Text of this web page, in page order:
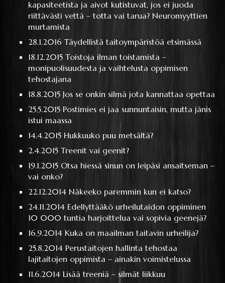
kapasiteetista ja aivot kutistuvat, jos ei juoda
riittävästi vettä – totta vai tarua? Neuromyyttien
murtamista
28.1.2016Täydellistä taitoympäristöä etsimässä
18.12.2015Toistoja ilman toistamista –
monipuolisuudesta ja vaihtelusta oppimisen
tehostajana
18.8.2015 Jos se onkin silmä jota kannattaa opettaa
25.5.2015Postimies ei jaa sunnuntaisin, mutta jänis
istui maassa
14.4.2015Hukkuuko puu metsältä?
2.4.2015Treenit vai geenit?
19.1.2015 Otsa hiessä sinun on leipäsi ansaitseman –
vai onko?
22.12.2014Näkeeko paremmin kun ei katso?
24.11.2014 Edellyttääkö urheilutaidon oppiminen
10 000 tuntia harjoittelua vai sopivia geenejä?
16.9.2014Kuka on maailman taitavin urheilija?
25.8.2014Perustaitojen hallinta tehostaa
lajitaitojen oppimista – ainakin voimistelussa
11.6.2014Lisää treeniä – silmät liikkuu